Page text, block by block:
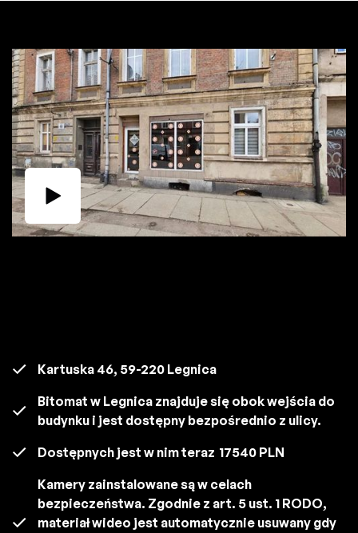
Kartuska 46, 59-220 Legnica
Bitomat w Legnica znajduje się obok wejścia do
budynku i jest dostępny bezpośrednio z ulicy.
Dostępnych jest w nim teraz 17540 PLN
Kamery zainstalowane są w celach
bezpieczeństwa. Zgodnie z art. 5 ust. 1 RODO,
materiał wideo jest automatycznie usuwany gdy